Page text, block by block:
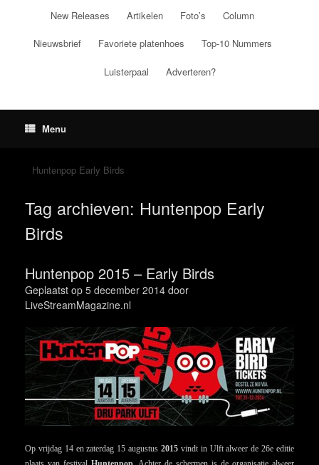
New Releases Artikelen Foto’s Column
Nieuwsbrief Favoriete platenhoes Top-10 Nummers
Luisterpaal Adverteren?
Menu
Huntenpop Early Birds
Tag archieven: Huntenpop Early
Birds
Huntenpop 2015 – Early Birds
Geplaatst op 5 december 2014 door
LiveStreamMagazine.nl
Op vrijdag 14 en zaterdag 15 augustus 2015 vindt in Ulft alweer de 26e editie